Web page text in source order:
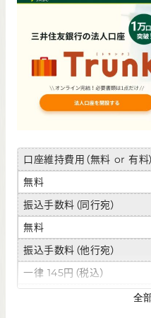
口座維持費用（無料 or 有料）
無料
振込手数料（同行宛）
無料
振込手数料（他行宛）
一律 145円（税込）
全